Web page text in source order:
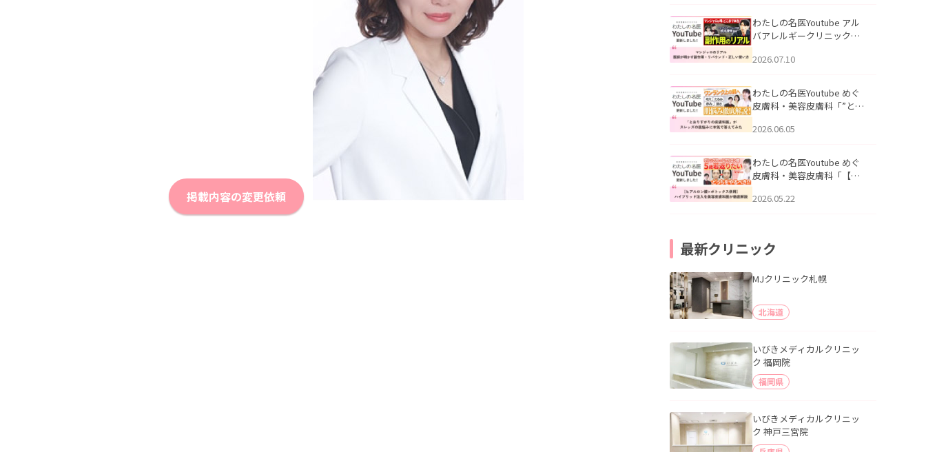
掲載内容の変更依頼
説」を公開いたしました。
わたしの名医Youtube アル
バアレルギークリニック札
医師が明かす副作用・リバ
公開いたしました。
2026.07.10
わたしの名医Youtube めぐ
皮膚科・美容皮膚科「”とお
ッズの肌悩みに本気で答え
た。
2026.06.05
わたしの名医Youtube めぐ
皮膚科・美容皮膚科「【ヒ
用】ハイブリッド注入を美
2026.05.22
最新クリニック
MJクリニック札幌
北海道
いびきメディカルクリニッ
ク 福岡院
福岡県
いびきメディカルクリニッ
ク 神戸三宮院